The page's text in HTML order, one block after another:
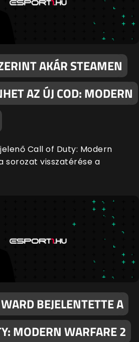
AKÁR STEAMEN
AZ ÚJ COD: MODERN
Call of Duty: Modern
sorozat visszatérése a
BEJELENTETTE A
MODERN WARFARE 2